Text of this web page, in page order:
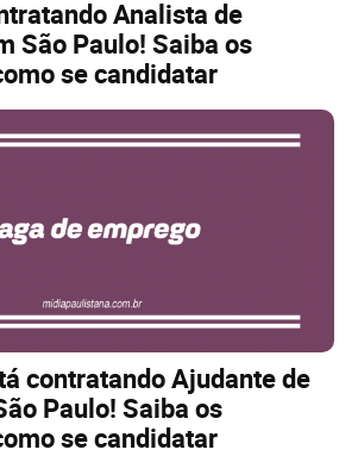
Analista de
São Paulo! Saiba os
se candidatar
contratando Ajudante de
Paulo! Saiba os
se candidatar